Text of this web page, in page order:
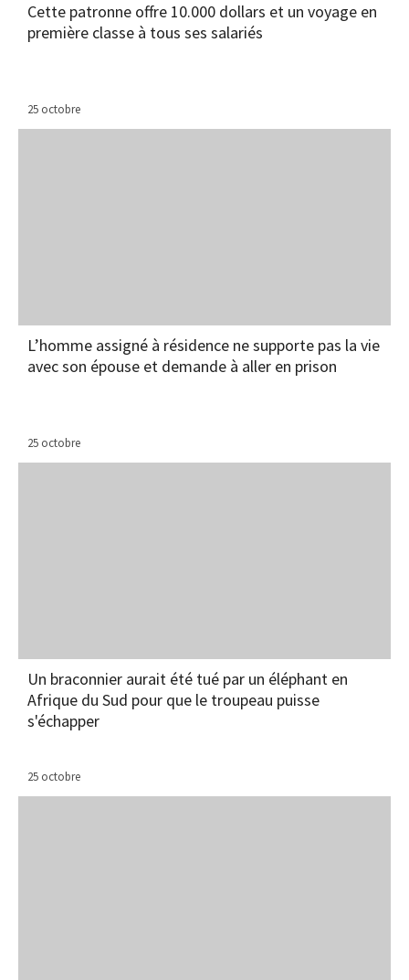
Cette patronne offre 10.000 dollars et un voyage en
première classe à tous ses salariés
25 octobre
L’homme assigné à résidence ne supporte pas la vie
avec son épouse et demande à aller en prison
25 octobre
Un braconnier aurait été tué par un éléphant en
Afrique du Sud pour que le troupeau puisse
s'échapper
25 octobre